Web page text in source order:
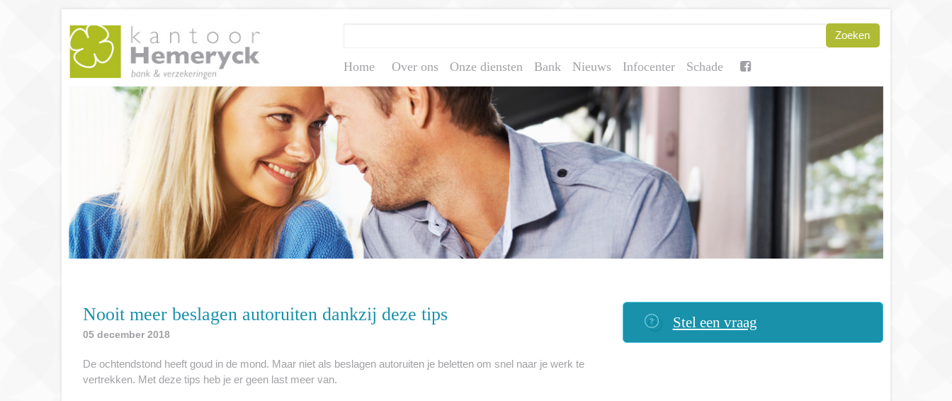
Home Over ons Onze diensten Bank Nieuws Infocenter Schade
Nooit meer beslagen autoruiten dankzij deze tips
05 december 2018
De ochtendstond heeft goud in de mond. Maar niet als beslagen autoruiten je beletten om snel naar je werk te
vertrekken. Met deze tips heb je er geen last meer van.
Stel een vraag